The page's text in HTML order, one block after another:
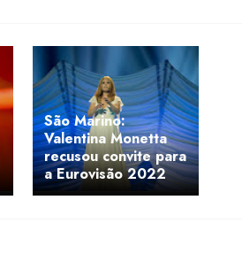
São Marino:
Valentina Monetta
recusou convite para
a Eurovisão 2022